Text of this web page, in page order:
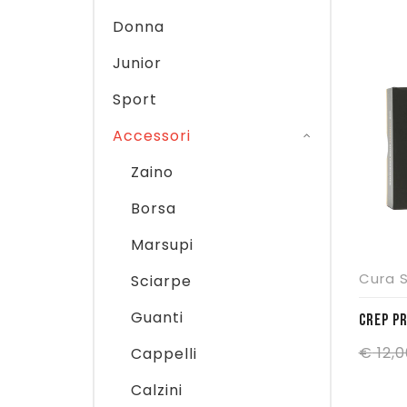
Cura
CREP
€
Donna
Junior
Sport
Accessori
Zaino
Borsa
Marsupi
Sciarpe
Guanti
Cappelli
Calzini